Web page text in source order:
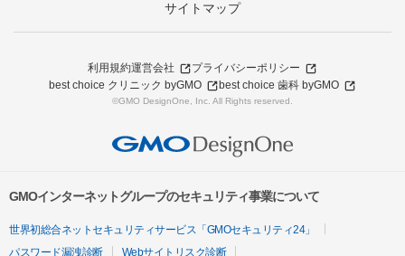
サイトマップ
利用規約運営会社
プライバシーポリシー
best choice クリニック byGMO
best choice 歯科 byGMO
©GMO DesignOne, Inc. All Rights reserved.
GMOインターネットグループのセキュリティ事業について
世界初総合ネットセキュリティサービス「GMOセキュリティ24」
パスワード漏洩診断
Webサイトリスク診断